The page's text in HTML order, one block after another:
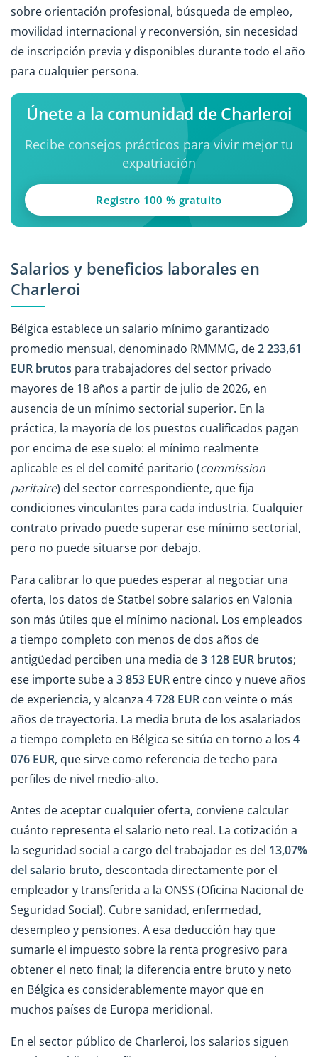
sobre orientación profesional, búsqueda de empleo,
movilidad internacional y reconversión, sin necesidad
de inscripción previa y disponibles durante todo el año
para cualquier persona.
Únete a la comunidad de Charleroi
Recibe consejos prácticos para vivir mejor tu
expatriación
Registro 100 % gratuito
Salarios y beneficios laborales en
Charleroi
Bélgica establece un salario mínimo garantizado
promedio mensual, denominado RMMMG, de2 233,61
EUR brutos para trabajadores del sector privado
mayores de 18 años a partir de julio de 2026, en
ausencia de un mínimo sectorial superior. En la
práctica, la mayoría de los puestos cualificados pagan
por encima de ese suelo: el mínimo realmente
aplicable es el del comité paritario (commission
paritaire) del sector correspondiente, que fija
condiciones vinculantes para cada industria. Cualquier
contrato privado puede superar ese mínimo sectorial,
pero no puede situarse por debajo.
Para calibrar lo que puedes esperar al negociar una
oferta, los datos de Statbel sobre salarios en Valonia
son más útiles que el mínimo nacional. Los empleados
a tiempo completo con menos de dos años de
antigüedad perciben una media de3 128 EUR brutos;
ese importe sube a 3 853 EUR entre cinco y nueve años
de experiencia, y alcanza 4 728 EUR con veinte o más
años de trayectoria. La media bruta de los asalariados
a tiempo completo en Bélgica se sitúa en torno a los 4
076 EUR, que sirve como referencia de techo para
perfiles de nivel medio-alto.
Antes de aceptar cualquier oferta, conviene calcular
cuánto representa el salario neto real. La cotización a
la seguridad social a cargo del trabajador es del 13,07%
del salario bruto, descontada directamente por el
empleador y transferida a la ONSS (Oficina Nacional de
Seguridad Social). Cubre sanidad, enfermedad,
desempleo y pensiones. A esa deducción hay que
sumarle el impuesto sobre la renta progresivo para
obtener el neto final; la diferencia entre bruto y neto
en Bélgica es considerablemente mayor que en
muchos países de Europa meridional.
En el sector público de Charleroi, los salarios siguen